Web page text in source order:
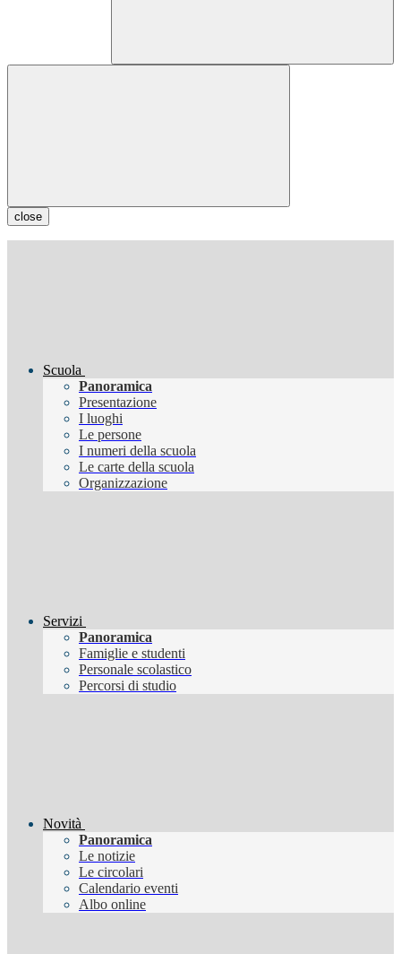
close
Scuola
Panoramica
Presentazione
I luoghi
Le persone
I numeri della scuola
Le carte della scuola
Organizzazione
Servizi
Panoramica
Famiglie e studenti
Personale scolastico
Percorsi di studio
Novità
Panoramica
Le notizie
Le circolari
Calendario eventi
Albo online